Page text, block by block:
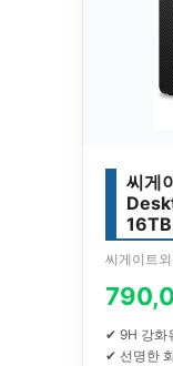
씨게
씨게이트
✔ 9H 강화
✔ 선명한